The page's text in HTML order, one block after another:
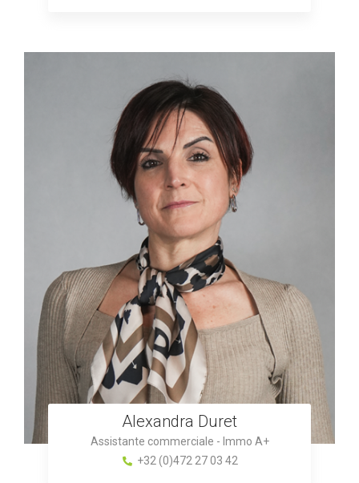
Alexandra Duret
Assistante commerciale - Immo A+
+32 (0)472 27 03 42